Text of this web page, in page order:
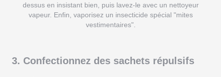
dessus en insistant bien, puis lavez-le avec un nettoyeur
vapeur. Enfin, vaporisez un insecticide spécial "mites
vestimentaires".
3. Confectionnez des sachets répulsifs